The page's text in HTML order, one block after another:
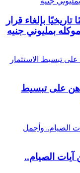
بإلغاء قرار
بمليوني جنيه
على تبسيط
آيات الصيام..